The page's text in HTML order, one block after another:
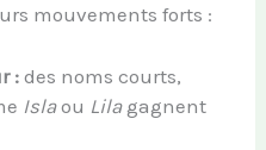
mouvements forts :
: des noms courts,
Islaou Lilagagnent